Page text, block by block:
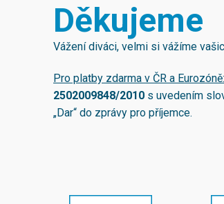
Děkujeme
Vážení diváci, velmi si vážíme
Pro platby zdarma v ČR a Eurozóně:
2502009848/2010 s uvedením
„Dar“ do zprávy pro příjemce.